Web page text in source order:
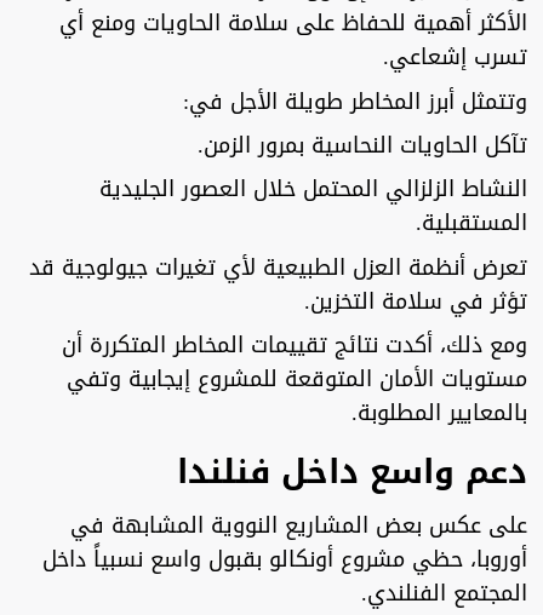
الأكثر أهمية للحفاظ على سلامة الحاويات ومنع أي
تسرب إشعاعي.
وتتمثل أبرز المخاطر طويلة الأجل في:
تآكل الحاويات النحاسية بمرور الزمن.
النشاط الزلزالي المحتمل خلال العصور الجليدية
المستقبلية.
تعرض أنظمة العزل الطبيعية لأي تغيرات جيولوجية قد
تؤثر في سلامة التخزين.
ومع ذلك، أكدت نتائج تقييمات المخاطر المتكررة أن
مستويات الأمان المتوقعة للمشروع إيجابية وتفي
بالمعايير المطلوبة.
دعم واسع داخل فنلندا
على عكس بعض المشاريع النووية المشابهة في
أوروبا، حظي مشروع أونكالو بقبول واسع نسبياً داخل
المجتمع الفنلندي.